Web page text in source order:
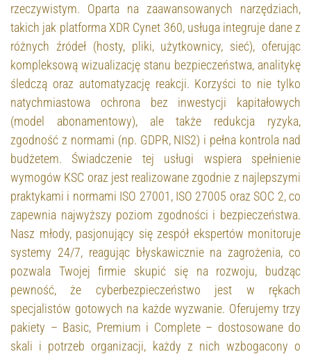
rzeczywistym. Oparta na zaawansowanych narzędziach,
takich jak platforma XDR Cynet 360, usługa integruje dane z
różnych źródeł (hosty, pliki, użytkownicy, sieć), oferując
kompleksową wizualizację stanu bezpieczeństwa, analitykę
śledczą oraz automatyzację reakcji. Korzyści to nie tylko
natychmiastowa ochrona bez inwestycji kapitałowych
(model abonamentowy), ale także redukcja ryzyka,
zgodność z normami (np. GDPR, NIS2) i pełna kontrola nad
budżetem. Świadczenie tej usługi wspiera spełnienie
wymogów KSC oraz jest realizowane zgodnie z najlepszymi
praktykami i normami ISO 27001, ISO 27005 oraz SOC 2, co
zapewnia najwyższy poziom zgodności i bezpieczeństwa.
Nasz młody, pasjonujący się zespół ekspertów monitoruje
systemy 24/7, reagując błyskawicznie na zagrożenia, co
pozwala Twojej firmie skupić się na rozwoju, budząc
pewność, że cyberbezpieczeństwo jest w rękach
specjalistów gotowych na każde wyzwanie. Oferujemy trzy
pakiety – Basic, Premium i Complete – dostosowane do
skali i potrzeb organizacji, każdy z nich wzbogacony o